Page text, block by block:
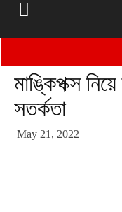
মাঙ্কিপক্স
সতর্কতা
May 21, 2022